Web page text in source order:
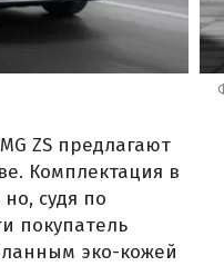
ZS предлагают
Комплектация в
судя по
покупатель
эко-кожей